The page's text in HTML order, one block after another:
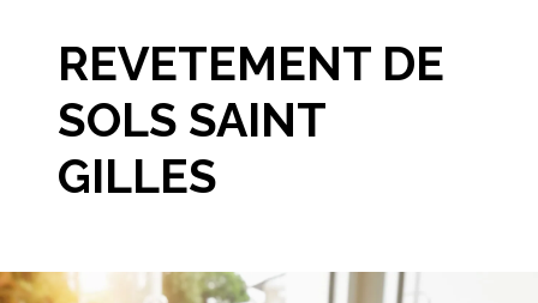
REVETEMENT DE
SOLS SAINT
GILLES